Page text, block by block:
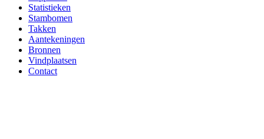
Statistieken
Stambomen
Takken
Aantekeningen
Bronnen
Vindplaatsen
Contact